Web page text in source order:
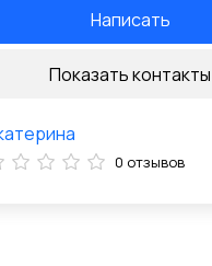
Написать
Показать контакты
0 отзывов